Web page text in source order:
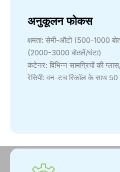
अनुकूलन फोकस
क्षमता: सेमी-ऑटो (500-1000
(2000-3000 बोतलें/घंटा)
कंटेनर: विभिन्न सामग्रियों की
रेसिपी: वन-टच रिकॉल के साथ 50